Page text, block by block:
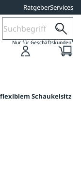
RatgeberServices
Nur für Geschäftskunden1
Schaukelsitz